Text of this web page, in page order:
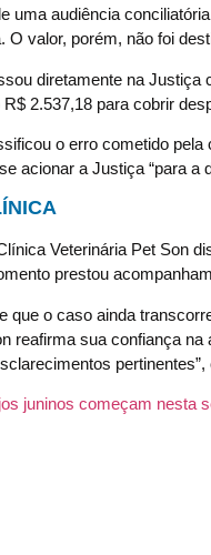
uma audiência
O valor, porém, não foi
diretamente na
2.537,18 para cobrir
o erro cometido
acionar a Justiça “para a
Veterinária Pet Son
prestou
que o caso ainda
reafirma sua confiança
pertinentes”,
juninos começam nesta